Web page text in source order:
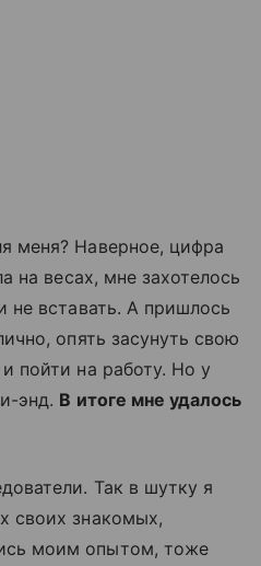
меня? Наверное, цифра
на весах, мне захотелось
не вставать. А пришлось
опять засунуть свою
пойти на работу. Но у
энд. В итоге мне удалось
Так в шутку я
своих знакомых,
моим опытом, тоже